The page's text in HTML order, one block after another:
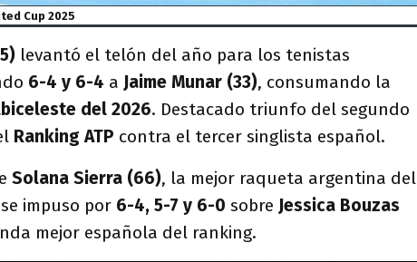
Cup 2025
levantó el telón del año para los tenistas
6-4 y 6-4 a Jaime Munar (33), consumando la
del 2026. Destacado triunfo del segundo
Ranking ATP contra el tercer singlista español.
Solana Sierra (66), la mejor raqueta argentina del
impuso por 6-4, 5-7 y 6-0 sobre Jessica Bouzas
mejor española del ranking.